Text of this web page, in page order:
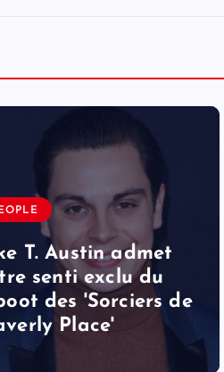
T. Austin admet
senti exclu du
des 'Sorciers de
Place'